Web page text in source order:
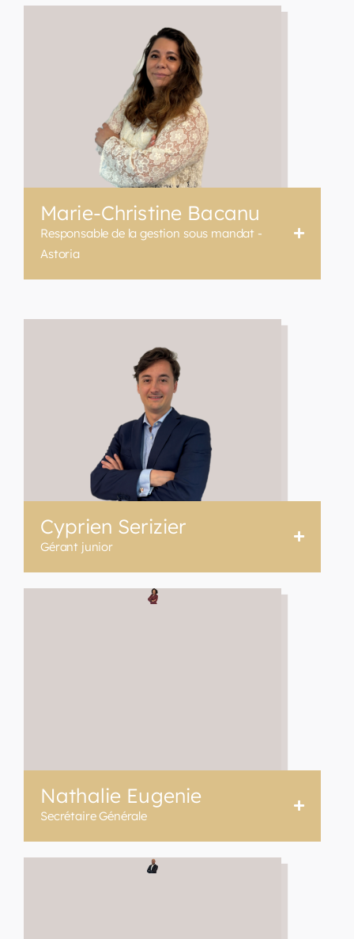
Marie-Christine Bacanu
Responsable de la gestion sous mandat -
Astoria
Cyprien Serizier
Gérant junior
Nathalie Eugenie
Secrétaire Générale